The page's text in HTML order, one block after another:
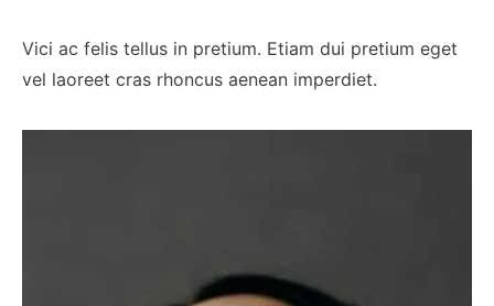
Vici ac felis tellus in pretium. Etiam dui pretium eget
vel laoreet cras rhoncus aenean imperdiet.